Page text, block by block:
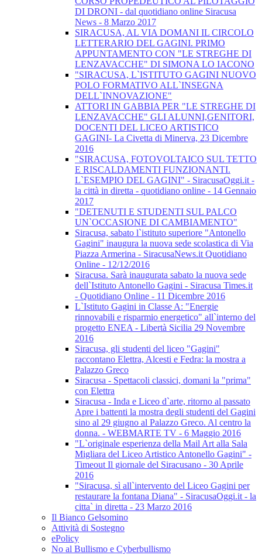
DI DRONI - dal quotidiano online Siracusa
News - 8 Marzo 2017
SIRACUSA, AL VIA DOMANI IL CIRCOLO
LETTERARIO DEL GAGINI. PRIMO
APPUNTAMENTO CON "LE STREGHE DI
LENZAVACCHE" DI SIMONA LO IACONO
"SIRACUSA, L`ISTITUTO GAGINI NUOVO
POLO FORMATIVO ALL`INSEGNA
DELL`INNOVAZIONE"
ATTORI IN GABBIA PER "LE STREGHE DI
LENZAVACCHE" GLI ALUNNI,GENITORI,
DOCENTI DEL LICEO ARTISTICO
GAGINI- La Civetta di Minerva, 23 Dicembre
2016
"SIRACUSA, FOTOVOLTAICO SUL TETTO
E RISCALDAMENTI FUNZIONANTI.
L`ESEMPIO DEL GAGINI" - SiracusaOggi.it -
la città in diretta - quotidiano online - 14 Gennaio
2017
"DETENUTI E STUDENTI SUL PALCO
UN`OCCASIONE DI CAMBIAMENTO"
Siracusa, sabato l`istituto superiore "Antonello
Gagini" inaugura la nuova sede scolastica di Via
Piazza Armerina - SiracusaNews.it Quotidiano
Online - 12/12/2016
Siracusa. Sarà inaugurata sabato la nuova sede
dell`Istituto Antonello Gagini - Siracusa Times.it
- Quotidiano Online - 11 Dicembre 2016
L`Istituto Gagini in Classe A: "Energie
rinnovabili e risparmio energetico" all`interno del
progetto ENEA - Libertà Sicilia 29 Novembre
2016
Siracusa, gli studenti del liceo "Gagini"
raccontano Elettra, Alcesti e Fedra: la mostra a
Palazzo Greco
Siracusa - Spettacoli classici, domani la "prima"
con Elettra
Siracusa - Inda e Liceo d`arte, ritorno al passato
Apre i battenti la mostra degli studenti del Gagini
sino al 29 giugno al Palazzo Greco. Al centro la
donna. - WEBMARTE TV - 6 Maggio 2016
"L`originale esperienza della Mail Art alla Sala
Migliara del Liceo Artistico Antonello Gagini" -
Timeout Il giornale del Siracusano - 30 Aprile
2016
"Siracusa, sì all`intervento del Liceo Gagini per
restaurare la fontana Diana" - SiracusaOggi.it - la
citta` in diretta - 23 Marzo 2016
Il Bianco Gelsomino
Attività di Sostegno
ePolicy
No al Bullismo e Cyberbullismo